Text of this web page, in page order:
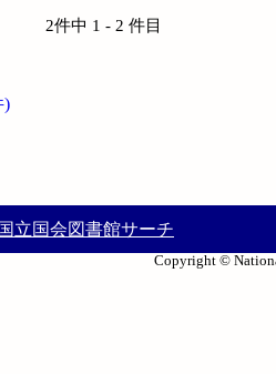
)
2件中 1 - 2 件目
国立国会図書館サーチ
Copyright ©